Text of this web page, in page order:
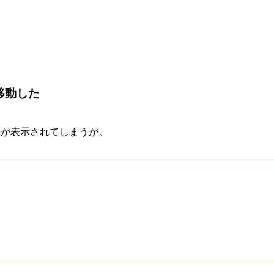
動した
表示されてしまうが。